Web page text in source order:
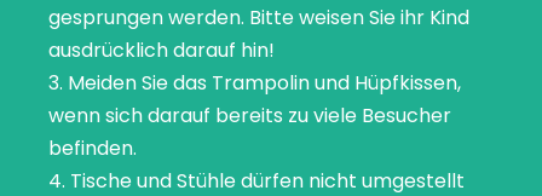
gesprungen werden. Bitte weisen Sie ihr Kind
ausdrücklich darauf hin!
3. Meiden Sie das Trampolin und Hüpfkissen,
wenn sich darauf bereits zu viele Besucher
befinden.
4. Tische und Stühle dürfen nicht umgestellt